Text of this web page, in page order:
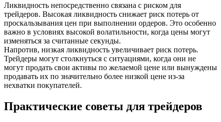
Ликвидность непосредственно связана с риском для
трейдеров. Высокая ликвидность снижает риск потерь от
проскальзывания цен при выполнении ордеров. Это особенно
важно в условиях высокой волатильности, когда цены могут
изменяться за считанные секунды.
Напротив, низкая ликвидность увеличивает риск потерь.
Трейдеры могут столкнуться с ситуациями, когда они не
могут продать свои активы по желаемой цене или вынуждены
продавать их по значительно более низкой цене из-за
нехватки покупателей.
Практические советы для трейдеров